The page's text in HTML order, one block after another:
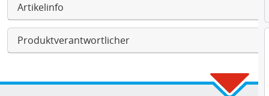
Artikelinfo
Produktverantwortlicher